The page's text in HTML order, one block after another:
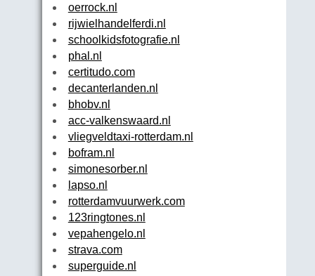
oerrock.nl
rijwielhandelferdi.nl
schoolkidsfotografie.nl
phal.nl
certitudo.com
decanterlanden.nl
bhobv.nl
acc-valkenswaard.nl
vliegveldtaxi-rotterdam.nl
bofram.nl
simonesorber.nl
lapso.nl
rotterdamvuurwerk.com
123ringtones.nl
vepahengelo.nl
strava.com
superguide.nl